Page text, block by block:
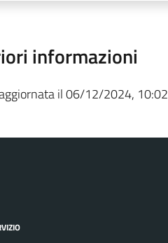
informazioni
il 06/12/2024, 10:02